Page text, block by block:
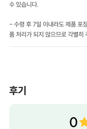
수 있습니다.
- 수령 후 7일 이내라도 제품 포
품 처리가 되지 않으므로 각별히
후기
0